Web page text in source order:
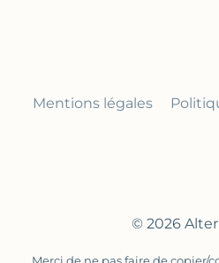
Mentions légales
© 2026